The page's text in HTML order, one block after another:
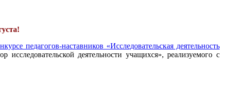
педагогов-наставников «Исследовательская деятельность
деятельности учащихся», реализуемого с